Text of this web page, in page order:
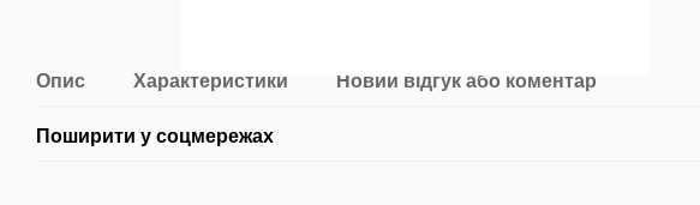
Опис Характеристики Новий відгук або коментар
Поширити у соцмережах